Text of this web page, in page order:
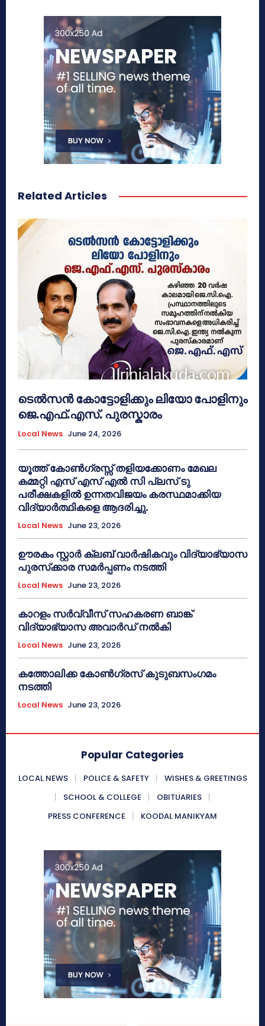
Related Articles
ടെൽസൻ കോട്ടോളിക്കും ലിയോ പോളിനും
ജെ.എഫ്.എസ്. പുരസ്കാരം
Local News June 24, 2026
യൂത്ത് കോൺഗ്രസ്സ് തളിയക്കോണം മേഖല
കമ്മറ്റി എസ് എസ് എൽ സി പ്ലസ് ടു
പരീക്ഷകളിൽ ഉന്നതവിജയം കരസ്ഥമാക്കിയ
വിദ്യാർത്ഥികളെ ആദരിച്ചു.
Local News June 23, 2026
ഊരകം സ്റ്റാർ ക്ലബ് വാർഷികവും വിദ്യാഭ്യാസ
പുരസ്‌ക്കാര സമർപ്പണം നടത്തി
Local News June 23, 2026
കാറളം സർവ്വീസ് സഹകരണ ബാങ്ക്
വിദ്യാഭ്യാസ അവാർഡ് നൽകി
Local News June 23, 2026
കത്തോലിക്ക കോൺഗ്രസ് കുടുബസംഗമം
നടത്തി
Local News June 23, 2026
Popular Categories
LOCAL NEWS POLICE & SAFETY
WISHES & GREETINGS
SCHOOL & COLLEGE
OBITUARIES
PRESS CONFERENCE
KOODAL MANIKYAM